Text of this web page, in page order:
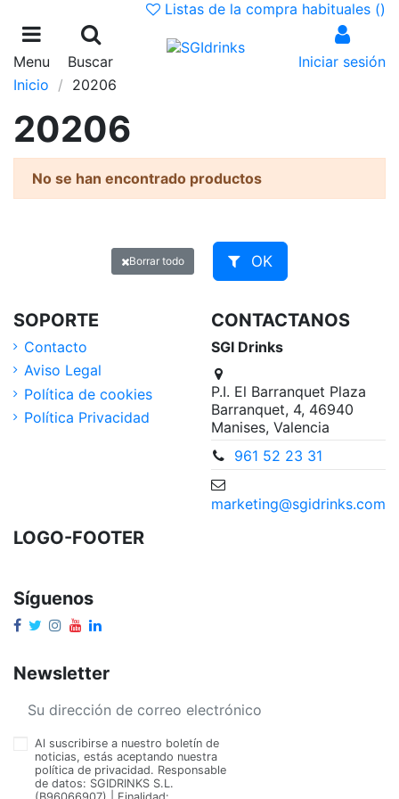
Listas de la compra habituales ()
Menu Buscar
Iniciar sesión
Inicio
20206
20206
No se han encontrado productos
Borrar todo OK
SOPORTE
Contacto
Aviso Legal
Política de cookies
Política Privacidad
CONTACTANOS
SGI Drinks
P.I. El Barranquet Plaza
Barranquet, 4, 46940
Manises, Valencia
961 52 23 31
marketing@sgidrinks.com
LOGO-FOOTER
Síguenos
Newsletter
Al suscribirse a nuestro boletín de
noticias, estás aceptando nuestra
política de privacidad. Responsable
de datos: SGIDRINKS S.L.